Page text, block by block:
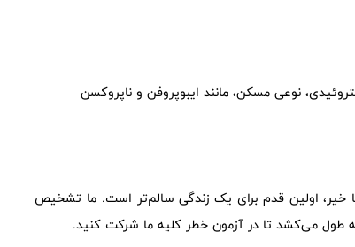
نوعی مسکن، مانند ایبوپروفن و ناپروکسن
خیر، اولین قدم برای یک زندگی سالم‌تر است. ما تشخیص
طول می‌کشد تا در آزمون خطر کلیه ما شرکت کنید.